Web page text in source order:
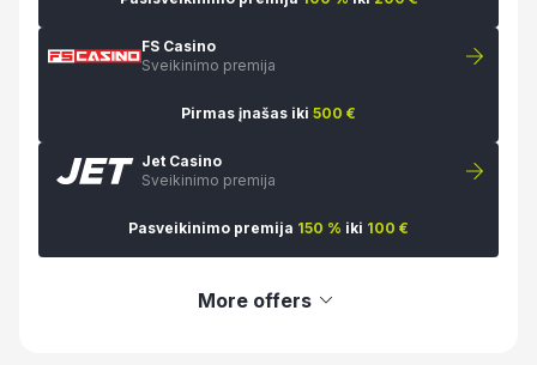
FS Casino
Sveikinimo premija
Pirmas įnašas iki 500 €
Jet Casino
Sveikinimo premija
Pasveikinimo premija 150 % iki 100 €
More offers